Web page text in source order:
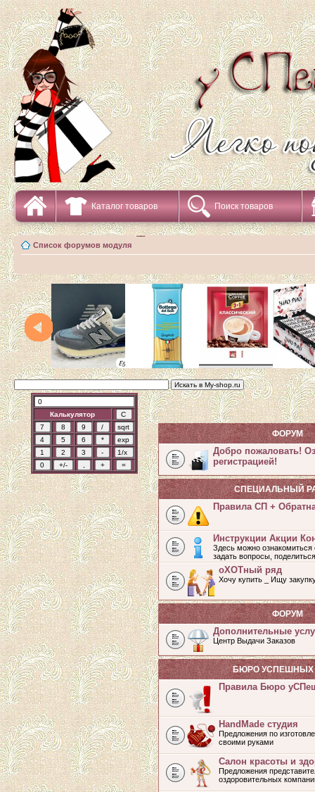
Каталог товаров Поиск товаров
Список форумов модуля
Калькулятор
ФОРУМ
Добро пожаловать!
регистрацией!
СПЕЦИАЛЬНЫЙ
Правила СП +
Инструкции Акции
Здесь можно
задать вопросы,
оХОТный ряд
Хочу купить _ Ищу
ФОРУМ
Дополнительные
Центр Выдачи Заказов
БЮРО УСПЕШНЫХ
Правила Бюро
HandMade студия
Предложения по
своими руками
Салон красоты и
Предложения
оздоровительных